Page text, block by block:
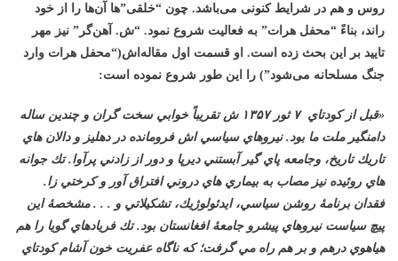
روس و هم در شرایط کنونی می‌باشد. چون “خلقی”‌ها آن‌ها را از خود
راند، بناءً “محفل هرات” به فعالیت شروع نمود. “ش. آهن‌گر” نیز مهر
تایید بر این بحث زده است. او قسمت اول مقاله‌اش(“محفل هرات وارد
جنگ مسلحانه می‌شود”) را این طور شروع نموده است:
«قبل از كودتاي۷ ثور۱۳۵۷ ش تقريباً خوابي سخت گران و چندين ساله
دامنگير ملت ما بود. نيروهاي سياسي اش فرومانده در دهليز و دالان هاي
تاريك تاريخ، وجامعه پاي گير آبستني ديرپا و دور از زادني پرآوا. تك جوانه
هاي روئيده نيز مصاب به بيماري هاي دروني افتراق آور و كرختي زا.
فقدان برنامۀ روشن سياسي، ايدئولوژيك، تشكيلاتي و . . . مشخصۀ اين
پيچ سياست نيروهاي پيشرو جامعۀ افغانستان بود. تك فريادهاي گويا را هم
هياهوي درهم و بر هم راه مي گرفت؛ كه ناگاه عفريت خون آشام كودتاي